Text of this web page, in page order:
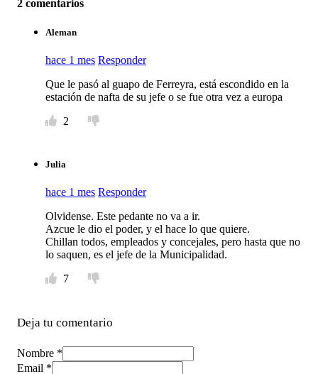
2 comentarios
Aleman
hace 1 mes Responder
Que le pasó al guapo de Ferreyra, está escondido en la
estación de nafta de su jefe o se fue otra vez a europa
2
Julia
hace 1 mes Responder
Olvidense. Este pedante no va a ir.
Azcue le dio el poder, y el hace lo que quiere.
Chillan todos, empleados y concejales, pero hasta que no
lo saquen, es el jefe de la Municipalidad.
7
Deja tu comentario
Nombre *
Email *